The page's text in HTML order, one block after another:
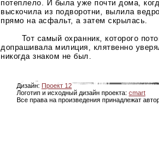
потеплело. И была уже почти дома,
выскочила из подворотни, вылила
прямо на асфальт, а затем скрылась.
Тот самый охранник, которого
допрашивала милиция, клятвенно
никогда знаком не был.
Дизайн: Проект 12
Логотип и исходный дизайн проекта: cmart
Все права на произведения принадлежат